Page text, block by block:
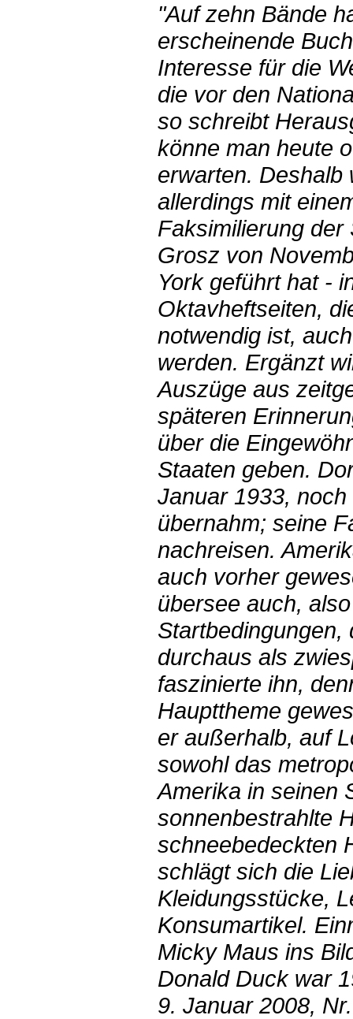
"Auf zehn Bände
erscheinende
Interesse für die
die vor den
so schreibt
könne man heute
erwarten. Deshalb
allerdings mit
Faksimilierung der
Grosz von
York geführt hat -
Oktavheftseiten,
notwendig ist,
werden. Ergänzt
Auszüge aus
späteren
über die
Staaten geben.
Januar 1933,
übernahm; seine
nachreisen.
auch vorher
übersee auch,
Startbedingungen,
durchaus als
faszinierte ihn,
Haupttheme
er außerhalb, auf
sowohl das
Amerika in seinen
sonnenbestrahlte
schneebedeckten
schlägt sich die
Kleidungsstücke,
Konsumartikel.
Micky Maus ins
Donald Duck war
9. Januar 2008,